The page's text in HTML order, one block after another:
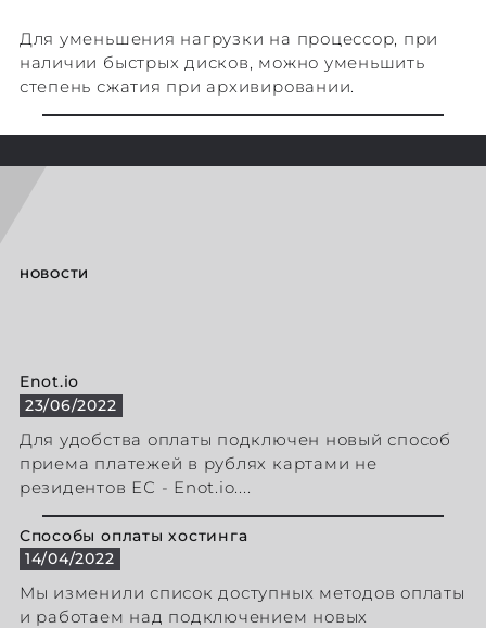
Для уменьшения нагрузки на процессор, при
наличии быстрых дисков, можно уменьшить
степень сжатия при архивировании.
НОВОСТИ
Enot.io
23/06/2022
Для удобства оплаты подключен новый способ
приема платежей в рублях картами не
резидентов ЕС - Enot.io....
Способы оплаты хостинга
14/04/2022
Мы изменили список доступных методов оплаты
и работаем над подключением новых